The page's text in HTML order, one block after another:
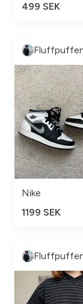
499 SEK
Nike
1199 SEK